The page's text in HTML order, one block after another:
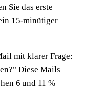
Sie das erste
15-minütiger
mit klarer Frage:
Diese Mails
6 und 11 %